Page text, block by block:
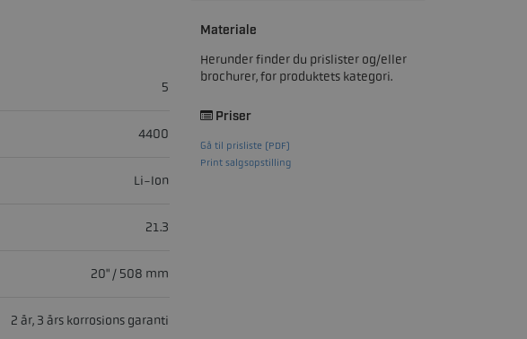
5
4400
Li-Ion
21.3
20" / 508 mm
2 år, 3 års korrosions garanti
Materiale
Herunder finder du prislister og/eller
brochurer, for produktets kategori.
Priser
Gå til prisliste (PDF)
Print salgsopstilling